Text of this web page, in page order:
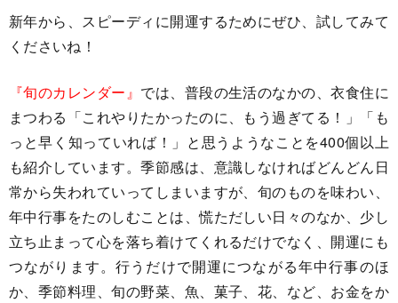
新年から、スピーディに開運するためにぜひ、試してみて
くださいね！
『旬のカレンダー』 では、普段の生活のなかの、衣食住に
まつわる「これやりたかったのに、もう過ぎてる！」「も
っと早く知っていれば！」と思うようなことを400個以上
も紹介しています。季節感は、意識しなければどんどん日
常から失われていってしまいますが、旬のものを味わい、
年中行事をたのしむことは、慌ただしい日々のなか、少し
立ち止まって心を落ち着けてくれるだけでなく、開運にも
つながります。行うだけで開運につながる年中行事のほ
か、季節料理、旬の野菜、魚、菓子、花、など、お金をか